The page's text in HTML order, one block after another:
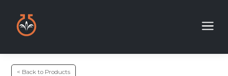
< Back to Products